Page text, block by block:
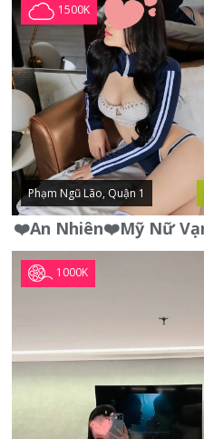
1500K
Phạm Ngũ Lão, Quận 1
1000K